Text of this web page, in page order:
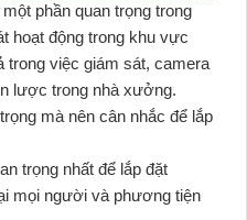
một phần quan trọng trong
hoạt động trong khu vực
trong việc giám sát, camera
lược trong nhà xưởng.
mà nên cân nhắc để lắp
trọng nhất để lắp đặt
mọi người và phương tiện